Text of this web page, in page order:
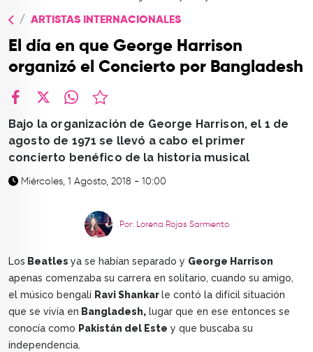
CONTACTO
ARTISTAS INTERNACIONALES
El día en que George Harrison
organizó el Concierto por Bangladesh
Bajo la organización de George Harrison, el 1 de
agosto de 1971 se llevó a cabo el primer
concierto benéfico de la historia musical
Miércoles, 1 Agosto, 2018 - 10:00
Por: Lorena Rojas Sarmiento
Los Beatles ya se habían separado y George Harrison
apenas comenzaba su carrera en solitario, cuando su amigo,
el músico bengalí Ravi Shankarle contó la difícil situación
que se vivía en Bangladesh, lugar que en ese entonces se
conocía como Pakistán del Este y que buscaba su
independencia.